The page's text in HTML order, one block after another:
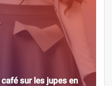
sur les jupes en